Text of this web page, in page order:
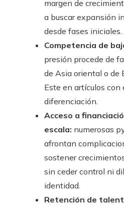
margen de
a buscar expansión
desde fases iniciales.
Competencia de
presión procede de
de Asia oriental o de
Este en artículos con
diferenciación.
Acceso a
escala: numerosas
afrontan
sostener
sin ceder control ni
identidad.
Retención de